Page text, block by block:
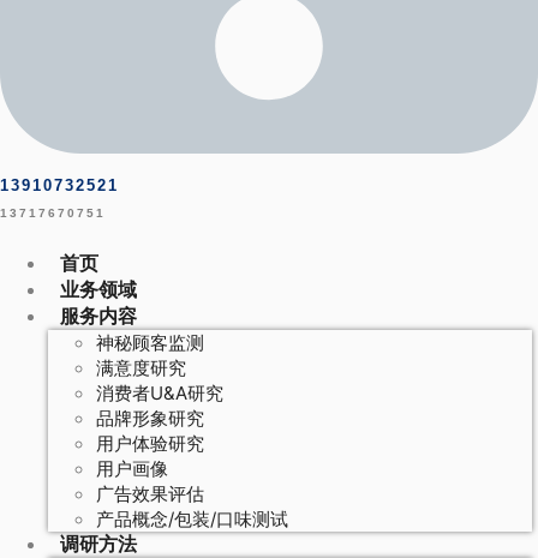
13910732521
13717670751
首页
业务领域
服务内容
神秘顾客监测
满意度研究
消费者U&A研究
品牌形象研究
用户体验研究
用户画像
广告效果评估
产品概念/包装/口味测试
调研方法